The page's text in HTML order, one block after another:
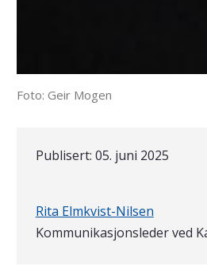
Foto: Geir Mogen
Publisert: 05. juni 2025
Rita Elmkvist-Nilsen
Kommunikasjonsleder ved